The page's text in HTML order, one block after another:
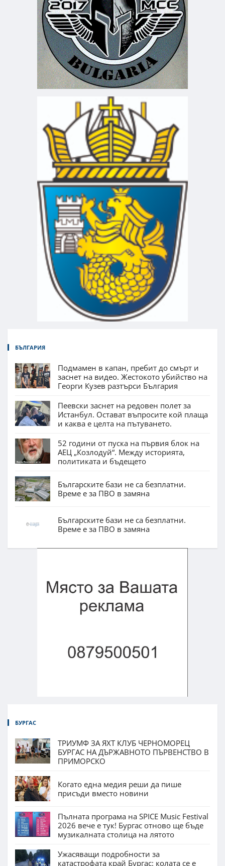
БЪЛГАРИЯ
Подмамен в капан, пребит до смърт и
заснет на видео. Жестокото убийство на
Георги Кузев разтърси България
Пеевски заснет на редовен полет за
Истанбул. Остават въпросите кой плаща
и каква е целта на пътуването.
52 години от пуска на първия блок на
АЕЦ „Козлодуй“. Между историята,
политиката и бъдещето
Българските бази не са безплатни.
Време е за ПВО в замяна
Българските бази не са безплатни.
Време е за ПВО в замяна
БУРГАС
ТРИУМФ ЗА ЯХТ КЛУБ ЧЕРНОМОРЕЦ
БУРГАС НА ДЪРЖАВНОТО ПЪРВЕНСТВО В
ПРИМОРСКО
Когато една медия реши да пише
присъди вместо новини
Пълната програма на SPICE Music Festival
2026 вече е тук! Бургас отново ще бъде
музикалната столица на лятото
Ужасяващи подробности за
катастрофата край Бургас: колата се е